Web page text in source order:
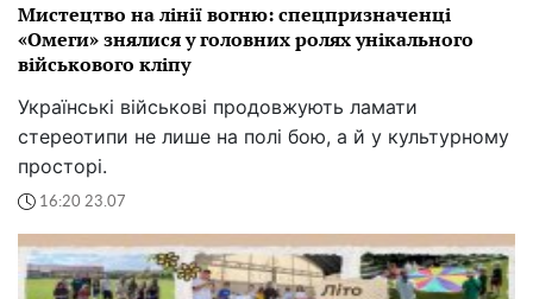
Мистецтво на лінії вогню: спецпризначенці
«Омеги» знялися у головних ролях унікального
військового кліпу
Українські військові продовжують ламати
стереотипи не лише на полі бою, а й у культурному
просторі.
16:20 23.07